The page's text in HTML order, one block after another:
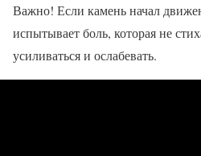
Важно! Если камень начал
испытывает боль, которая не
усиливаться и ослабевать.